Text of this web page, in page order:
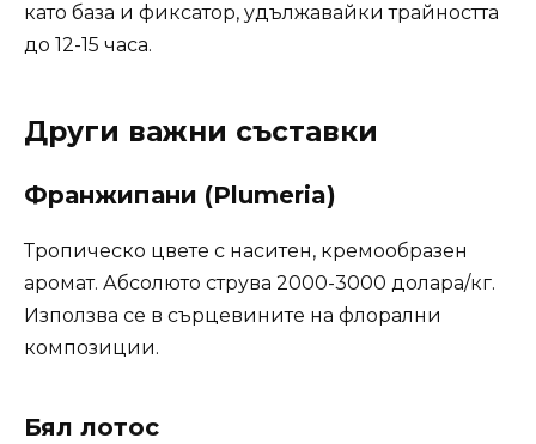
като база и фиксатор, удължавайки трайността
до 12-15 часа.
Други важни съставки
Франжипани (Plumeria)
Тропическо цвете с наситен, кремообразен
аромат. Абсолюто струва 2000-3000 долара/кг.
Използва се в сърцевините на флорални
композиции.
Бял лотос